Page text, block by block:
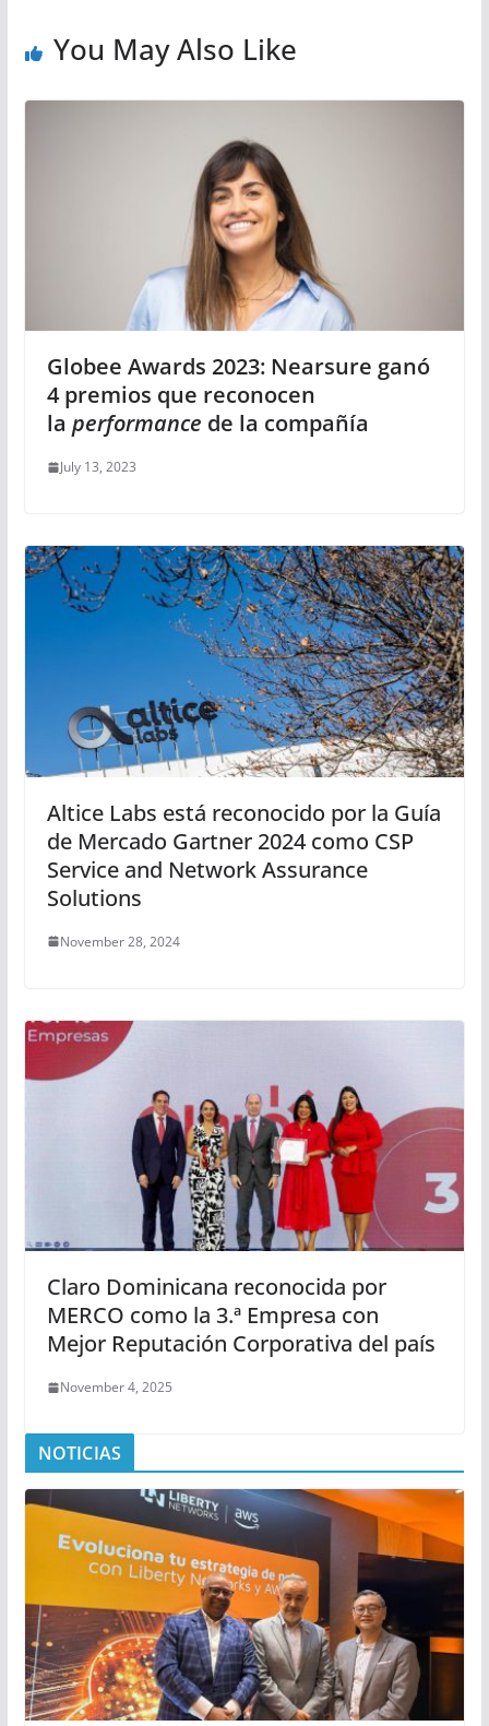
You May Also Like
Globee Awards 2023: Nearsure ganó
4 premios que reconocen
la performance de la compañía
July 13, 2023
Altice Labs está reconocido por la Guía
de Mercado Gartner 2024 como CSP
Service and Network Assurance
Solutions
November 28, 2024
Claro Dominicana reconocida por
MERCO como la 3.ª Empresa con
Mejor Reputación Corporativa del país
November 4, 2025
NOTICIAS